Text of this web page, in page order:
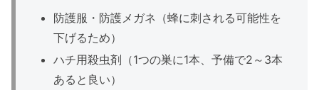
防護服・防護メガネ（蜂に刺される可能性を
下げるため）
ハチ用殺虫剤（1つの巣に1本、予備で2～3本
あると良い）